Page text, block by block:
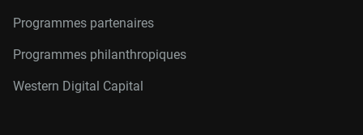
Programmes partenaires
Programmes philanthropiques
Western Digital Capital